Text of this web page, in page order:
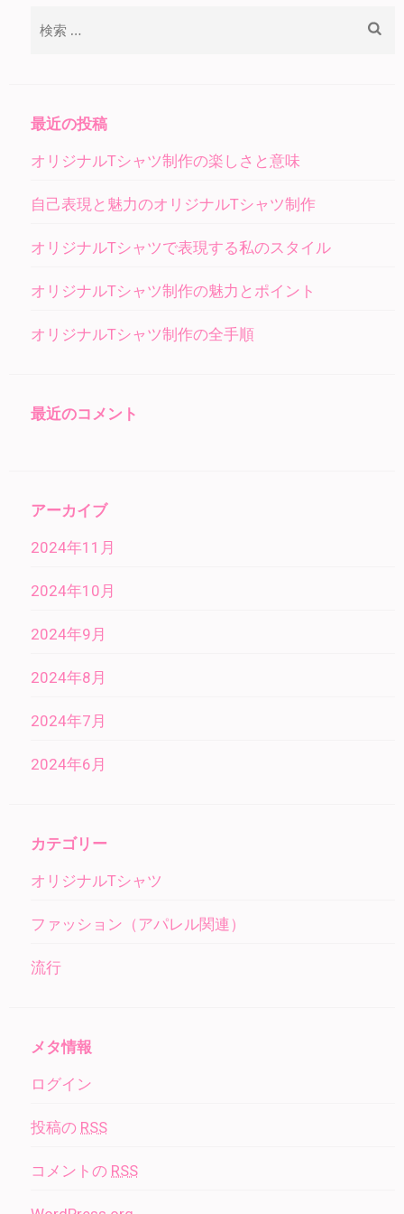
最近の投稿
オリジナルTシャツ制作の楽しさと意味
自己表現と魅力のオリジナルTシャツ制作
オリジナルTシャツで表現する私のスタイル
オリジナルTシャツ制作の魅力とポイント
オリジナルTシャツ制作の全手順
最近のコメント
アーカイブ
2024年11月
2024年10月
2024年9月
2024年8月
2024年7月
2024年6月
カテゴリー
オリジナルTシャツ
ファッション（アパレル関連）
流行
メタ情報
ログイン
投稿の RSS
コメントの RSS